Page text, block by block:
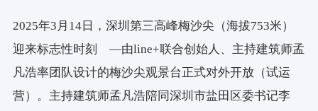
业主：深圳市盐田区人民政府
设备机电：上海筑致建筑设计咨询有限公司
2025年3月14日，深圳第三高峰梅沙尖（海拔753米）
迎来标志性时刻
—由line+联合创始人、主持建筑师孟
凡浩率团队设计的梅沙尖观景台正式对外开放（试运
营）。主持建筑师孟凡浩陪同深圳市盐田区委书记李